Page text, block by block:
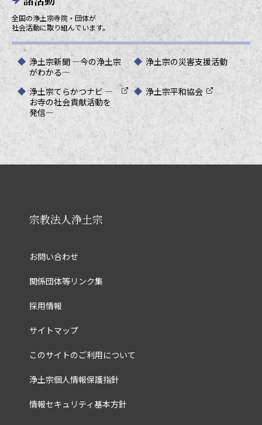
全国の浄土宗寺院・団体が
社会活動に取り組んでいます。
浄土宗新聞 ―今の浄土宗
がわかる―
浄土宗の災害支援活動
浄土宗てらかつナビ ―
お寺の社会貢献活動を
発信―
浄土宗平和協会
宗教法人浄土宗
お問い合わせ
関係団体等リンク集
採用情報
サイトマップ
このサイトのご利用について
浄土宗個人情報保護指針
情報セキュリティ基本方針